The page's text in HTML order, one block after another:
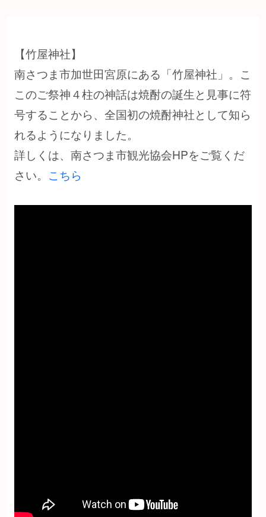
【竹屋神社】
南さつま市加世田宮原にある「竹屋神社」。こ
このご祭神４柱の神話は焼酎の誕生と見事に符
号することから、全国初の焼酎神社として知ら
れるようになりました。
詳しくは、南さつま市観光協会HPをご覧くだ
さい。 こちら